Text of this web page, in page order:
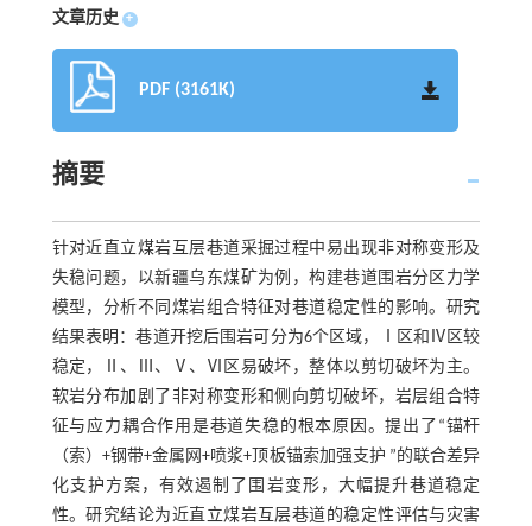
文章历史 +
PDF (3161K)
摘要
针对近直立煤岩互层巷道采掘过程中易出现非对称变形及
失稳问题，以新疆乌东煤矿为例，构建巷道围岩分区力学
模型，分析不同煤岩组合特征对巷道稳定性的影响。研究
结果表明：巷道开挖后围岩可分为6个区域，Ⅰ区和Ⅳ区较
稳定，Ⅱ、Ⅲ、Ⅴ、Ⅵ区易破坏，整体以剪切破坏为主。
软岩分布加剧了非对称变形和侧向剪切破坏，岩层组合特
征与应力耦合作用是巷道失稳的根本原因。提出了“锚杆
（索）+钢带+金属网+喷浆+顶板锚索加强支护 ”的联合差异
化支护方案，有效遏制了围岩变形，大幅提升巷道稳定
性。研究结论为近直立煤岩互层巷道的稳定性评估与灾害